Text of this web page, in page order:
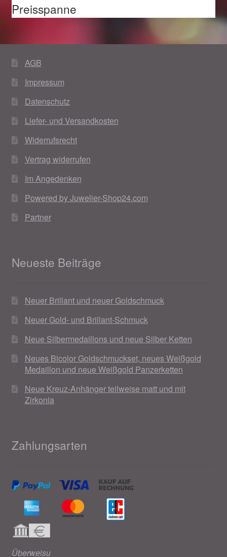
Preisspanne
AGB
Impressum
Datenschutz
Liefer- und Versandkosten
Widerrufsrecht
Vertrag widerrufen
Im Angedenken
Powered by Juwelier-Shop24.com
Partner
Neueste Beiträge
Neuer Brillant und neuer Goldschmuck
Neuer Gold- und Brillant-Schmuck
Neue Silbermedaillons und neue Silber Ketten
Neues Bicolor Goldschmuckset, neues Weißgold
Medaillon und neue Weißgold Panzerketten
Neue Kreuz-Anhänger teilweise matt und mit
Zirkonia
Zahlungsarten
Überweisu